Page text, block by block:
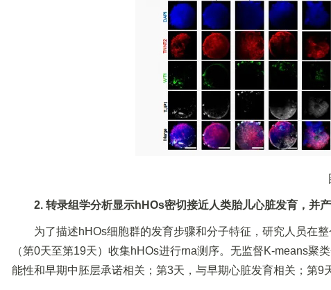
2. 转录组学分析显示hHOs密切接近人类胎儿心脏发育，并
为了描述hHOs细胞群的发育步骤和分子特征，研究人员在
（第0天至第19天）收集hHOs进行rna测序。无监督K-means
能性和早期中胚层承诺相关；第3天，与早期心脏发育相关；第9